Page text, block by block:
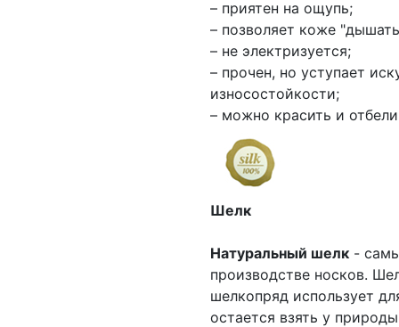
– приятен на ощупь;
– позволяет коже
– не электризуется;
– прочен, но уступает
износостойкости;
– можно красить и
Шелк
Натуральный шелк -
производстве носков.
шелкопряд использует
остается взять у